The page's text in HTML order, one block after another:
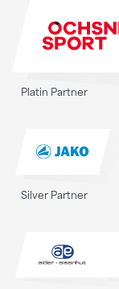
Platin Partner
Silver Partner